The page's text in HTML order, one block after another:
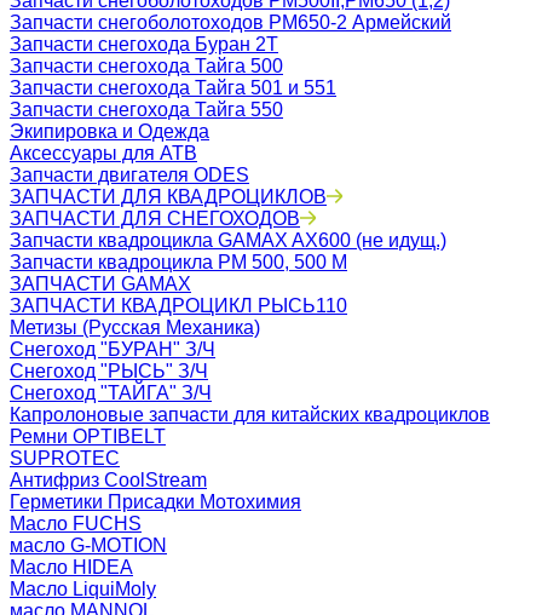
Запчасти снегоболотоходов РМ650-2 Армейский
Запчасти снегохода Буран 2Т
Запчасти снегохода Тайга 500
Запчасти снегохода Тайга 501 и 551
Запчасти снегохода Тайга 550
Экипировка и Одежда
Аксессуары для АТВ
Запчасти двигателя ODES
ЗАПЧАСТИ ДЛЯ КВАДРОЦИКЛОВ
ЗАПЧАСТИ ДЛЯ СНЕГОХОДОВ
Запчасти квадроцикла GAMAX AX600 (не идущ.)
Запчасти квадроцикла РМ 500, 500 М
ЗАПЧАСТИ GAMAX
ЗАПЧАСТИ КВАДРОЦИКЛ РЫСЬ110
Метизы (Русская Механика)
Снегоход "БУРАН" З/Ч
Снегоход "РЫСЬ" З/Ч
Снегоход "ТАЙГА" З/Ч
Капролоновые запчасти для китайских квадроциклов
Ремни OPTIBELT
SUPROTEC
Антифриз CoolStream
Герметики Присадки Мотохимия
Масло FUCHS
масло G-MOTION
Масло HIDEA
Масло LiquiMoly
масло MANNOL